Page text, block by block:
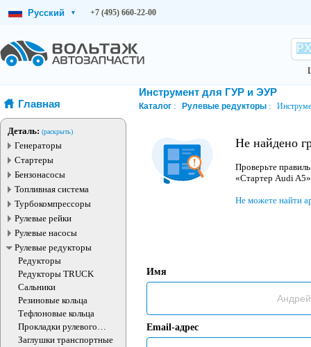
Русский ▾ +7 (495) 660-22-00
Главная
Деталь: (раскрыть)
Генераторы
Стартеры
Бензонасосы
Топливная система
Турбокомпрессоры
Рулевые рейки
Рулевые насосы
Рулевые редукторы
Редукторы
Редукторы TRUCK
Сальники
Резиновые кольца
Тефлоновые кольца
Прокладки рулевого
редуктора
Заглушки транспортные
Инструмент для ГУР и ЭУР
Каталог Рулевые редукторы
Не найдено
Проверьте
«Стартер Audi
Не можете найти
Имя
Email-адрес